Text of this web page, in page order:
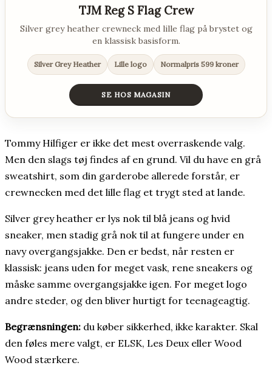
TJM Reg S Flag Crew
Silver grey heather crewneck med lille flag på brystet og
en klassisk basisform.
Silver Grey Heather Lille logo Normalpris 599 kroner
SE HOS MAGASIN
Tommy Hilfiger er ikke det mest overraskende valg.
Men den slags tøj findes af en grund. Vil du have en grå
sweatshirt, som din garderobe allerede forstår, er
crewnecken med det lille flag et trygt sted at lande.
Silver grey heather er lys nok til blå jeans og hvid
sneaker, men stadig grå nok til at fungere under en
navy overgangsjakke. Den er bedst, når resten er
klassisk: jeans uden for meget vask, rene sneakers og
måske samme overgangsjakke igen. For meget logo
andre steder, og den bliver hurtigt for teenageagtig.
Begrænsningen: du køber sikkerhed, ikke karakter. Skal
den føles mere valgt, er ELSK, Les Deux eller Wood
Wood stærkere.